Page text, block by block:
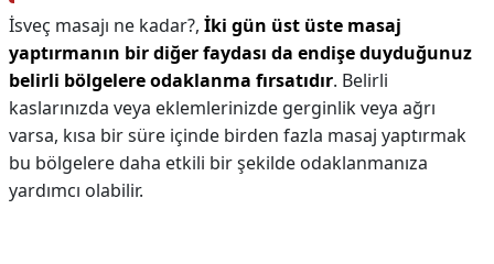
İsveç masajı ne kadar?, İki gün üst üste masaj
yaptırmanın bir diğer faydası da endişe duyduğunuz
belirli bölgelere odaklanma fırsatıdır. Belirli
kaslarınızda veya eklemlerinizde gerginlik veya ağrı
varsa, kısa bir süre içinde birden fazla masaj yaptırmak
bu bölgelere daha etkili bir şekilde odaklanmanıza
yardımcı olabilir.